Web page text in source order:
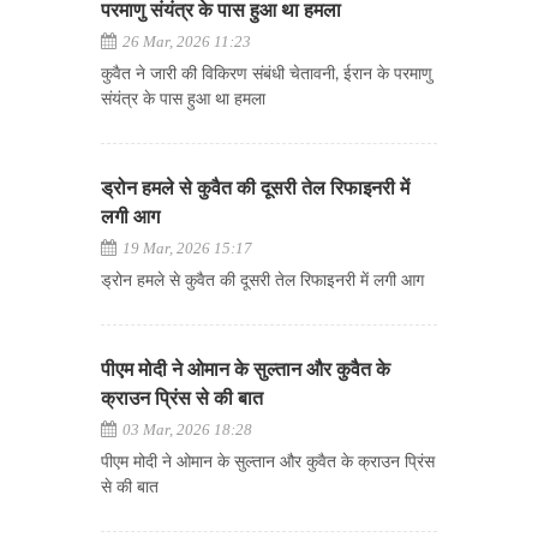
परमाणु संयंत्र के पास हुआ था हमला
26 Mar, 2026 11:23
कुवैत ने जारी की विकिरण संबंधी चेतावनी, ईरान के परमाणु
संयंत्र के पास हुआ था हमला
ड्रोन हमले से कुवैत की दूसरी तेल रिफाइनरी में
लगी आग
19 Mar, 2026 15:17
ड्रोन हमले से कुवैत की दूसरी तेल रिफाइनरी में लगी आग
पीएम मोदी ने ओमान के सुल्तान और कुवैत के
क्राउन प्रिंस से की बात
03 Mar, 2026 18:28
पीएम मोदी ने ओमान के सुल्तान और कुवैत के क्राउन प्रिंस
से की बात